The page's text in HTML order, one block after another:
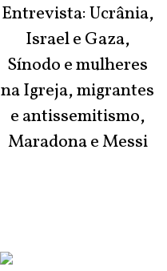
Entrevista: Ucrânia,
Israel e Gaza,
Sínodo e mulheres
na Igreja, migrantes
e antissemitismo,
Maradona e Messi